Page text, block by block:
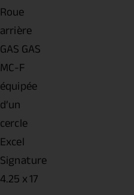
Roue
arrière
GAS GAS
MC-F
équipée
d’un
cercle
Excel
Signature
4.25 x 17